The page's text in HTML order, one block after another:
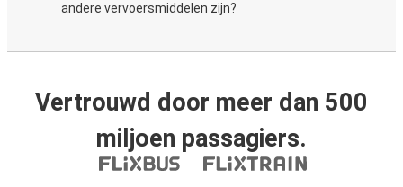
andere vervoersmiddelen zijn?
Vertrouwd door meer dan 500
miljoen passagiers.